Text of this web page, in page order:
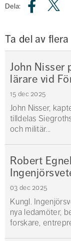
Dela:
Ta del av
John Nisser
lärare vid
15 dec 2025
John Nisser,
tilldelas
och militär...
Robert
03 dec 2025
Kungl.
nya ledamöter,
forskare,